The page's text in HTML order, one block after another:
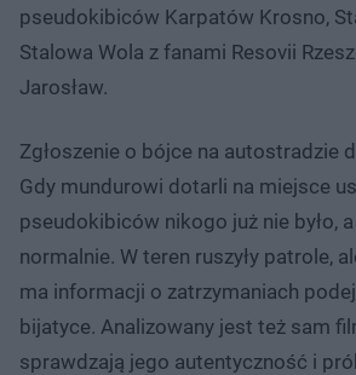
pseudokibiców Karpatów Krosno,
Stalowa Wola z fanami Resovii
Jarosław.
Zgłoszenie o bójce na autostradzie
Gdy mundurowi dotarli na miejsce
pseudokibiców nikogo już nie było,
normalnie. W teren ruszyły patrole,
ma informacji o zatrzymaniach
bijatyce. Analizowany jest też sam
sprawdzają jego autentyczność i